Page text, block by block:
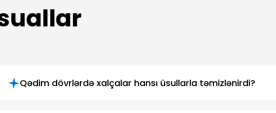
Qədim dövrlərdə xalçalar hansı üsullarla təmizlənirdi?